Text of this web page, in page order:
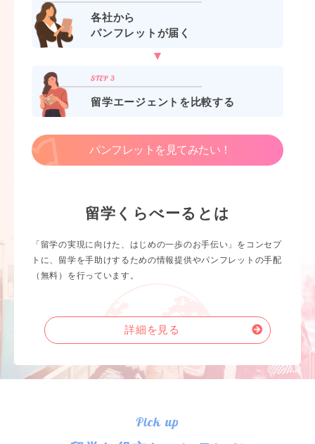
各社から
パンフレットが届く
留学エージェントを比較する
パンフレットを見てみたい！
留学くらべーるとは
「留学の実現に向けた、はじめの一歩のお手伝い」をコンセプ
トに、留学を手助けするための情報提供やパンフレットの手配
（無料）を行っています。
詳細を見る
Pick up